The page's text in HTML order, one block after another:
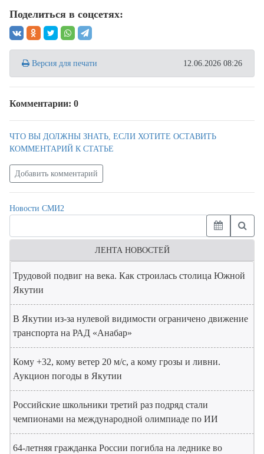
Поделиться в соцсетях:
Версия для печати 12.06.2026 08:26
Комментарии: 0
ЧТО ВЫ ДОЛЖНЫ ЗНАТЬ, ЕСЛИ ХОТИТЕ ОСТАВИТЬ
КОММЕНТАРИЙ К СТАТЬЕ
Добавить комментарий
Новости СМИ2
ЛЕНТА НОВОСТЕЙ
Трудовой подвиг на века. Как строилась столица Южной
Якутии
В Якутии из-за нулевой видимости ограничено движение
транспорта на РАД «Анабар»
Кому +32, кому ветер 20 м/с, а кому грозы и ливни.
Аукцион погоды в Якутии
Российские школьники третий раз подряд стали
чемпионами на международной олимпиаде по ИИ
64-летняя гражданка России погибла на леднике во